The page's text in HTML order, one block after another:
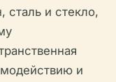
сталь и стекло,
и